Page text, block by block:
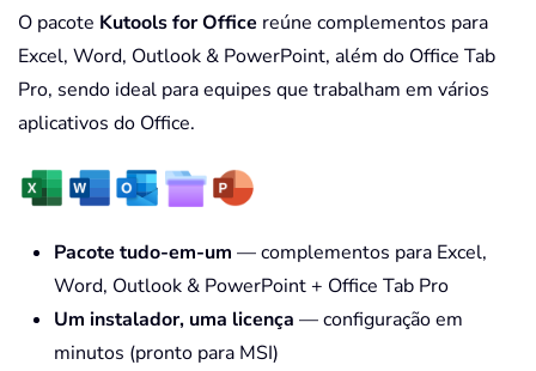
O pacote Kutools for Office reúne complementos para
Excel, Word, Outlook & PowerPoint, além do Office Tab
Pro, sendo ideal para equipes que trabalham em vários
aplicativos do Office.
Pacote tudo-em-um — complementos para Excel,
Word, Outlook & PowerPoint + Office Tab Pro
Um instalador, uma licença — configuração em
minutos (pronto para MSI)